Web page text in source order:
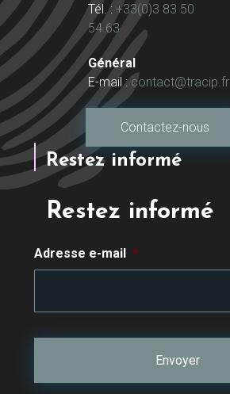
Tél. : +33(0)3 83 50
54 63
Général
E-mail :contact@tracip.fr
Contactez-nous
Restez informé
Restez informé
Adresse e-mail *